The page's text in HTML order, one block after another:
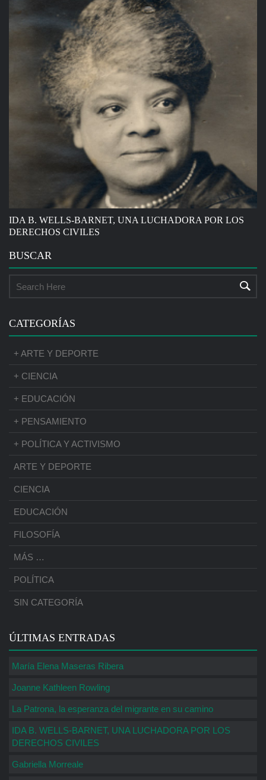
IDA B. WELLS-BARNET, UNA LUCHADORA POR LOS
DERECHOS CIVILES
BUSCAR
CATEGORÍAS
+ ARTE Y DEPORTE
+ CIENCIA
+ EDUCACIÓN
+ PENSAMIENTO
+ POLÍTICA Y ACTIVISMO
ARTE Y DEPORTE
CIENCIA
EDUCACIÓN
FILOSOFÍA
MÁS …
POLÍTICA
SIN CATEGORÍA
ÚLTIMAS ENTRADAS
María Elena Maseras Ribera
Joanne Kathleen Rowling
La Patrona, la esperanza del migrante en su camino
IDA B. WELLS-BARNET, UNA LUCHADORA POR LOS
DERECHOS CIVILES
Gabriella Morreale